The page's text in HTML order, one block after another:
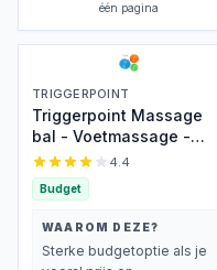
één pagina
TRIGGERPOINT
Triggerpoint Massage
bal - Voetmassage -
Acupunctuur - Hard - Set
van 3 - Rheme
4.4
Budget
WAAROM DEZE?
Sterke budgetoptie als je